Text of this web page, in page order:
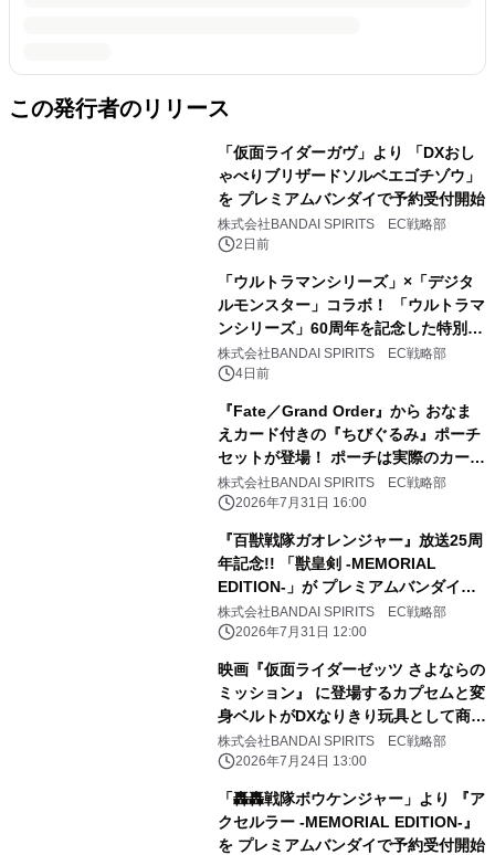
この発行者のリリース
「仮面ライダーガヴ」より 「DXおし
ゃべりブリザードソルベエゴチゾウ」
を プレミアムバンダイで予約受付開始
株式会社BANDAI SPIRITS EC戦略部
2日前
「ウルトラマンシリーズ」×「デジタ
ルモンスター」コラボ！ 「ウルトラマ
ンシリーズ」60周年を記念した特別デ
ザインの 『デジタルモンスター
COLOR』が登場！
株式会社BANDAI SPIRITS EC戦略部
4日前
『Fate／Grand Order』から おなま
えカード付きの『ちびぐるみ』ポーチ
セットが登場！ ポーチは実際のカード
デザインがモチーフとなっておりま
す。
株式会社BANDAI SPIRITS EC戦略部
2026年7月31日 16:00
『百獣戦隊ガオレンジャー』放送25周
年記念!! 「獣皇剣 -MEMORIAL
EDITION-」が プレミアムバンダイで
予約受付開始
株式会社BANDAI SPIRITS EC戦略部
2026年7月31日 12:00
映画『仮面ライダーゼッツ さよならの
ミッション』 に登場するカプセムと変
身ベルトがDXなりきり玩具として商品
化！ それぞれキャストボイスも収録！
株式会社BANDAI SPIRITS EC戦略部
2026年7月24日 13:00
「轟轟戦隊ボウケンジャー」より 『ア
クセルラー -MEMORIAL EDITION-』
を プレミアムバンダイで予約受付開始